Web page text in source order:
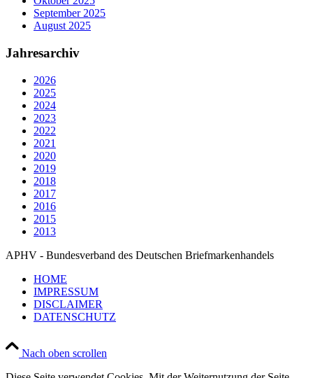
September 2025
August 2025
Jahresarchiv
2026
2025
2024
2023
2022
2021
2020
2019
2018
2017
2016
2015
2013
APHV - Bundesverband des Deutschen Briefmarkenhandels
HOME
IMPRESSUM
DISCLAIMER
DATENSCHUTZ
Nach oben scrollen